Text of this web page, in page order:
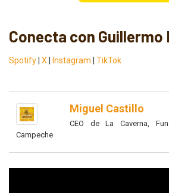
Conecta con Guillermo
Spotify X Instagram TikTok
Miguel Castillo
CEO de La Caverna,
Campeche